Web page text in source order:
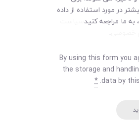
در مورد استفاده از داده
به ما مراجعه کنید
.
By using this form you
the storage and
data by
*